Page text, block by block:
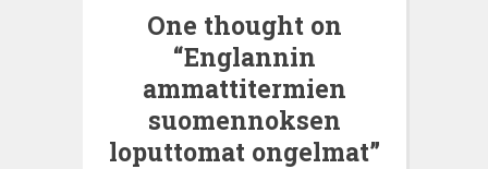
One thought on
“Englannin
ammattitermien
suomennoksen
loputtomat ongelmat”